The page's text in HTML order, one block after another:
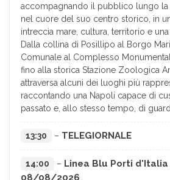
accompagnando il pubblico lungo la
nel cuore del suo centro storico, in
intreccia mare, cultura, territorio e una
Dalla collina di Posillipo al Borgo
Comunale al Complesso
fino alla storica Stazione Zoologica
attraversa alcuni dei luoghi più
raccontando una Napoli capace di
passato e, allo stesso tempo, di
13:30 – TELEGIORNALE
14:00 – Linea Blu Porti d'Italia
08/08/2026